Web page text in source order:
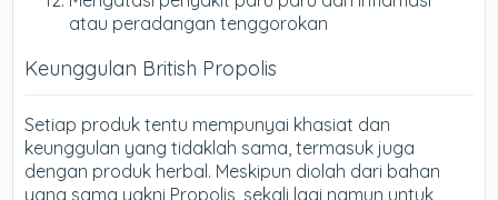
atau peradangan tenggorokan
Keunggulan British Propolis
Setiap produk tentu mempunyai khasiat dan
keunggulan yang tidaklah sama, termasuk juga
dengan produk herbal. Meskipun diolah dari bahan
yang sama yakni Propolis, sekali lagi namun untuk